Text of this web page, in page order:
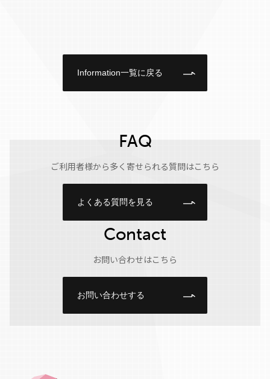
Information一覧に戻る
FAQ
ご利用者様から多く寄せられる質問はこちら
よくある質問を見る
Contact
お問い合わせはこちら
お問い合わせする